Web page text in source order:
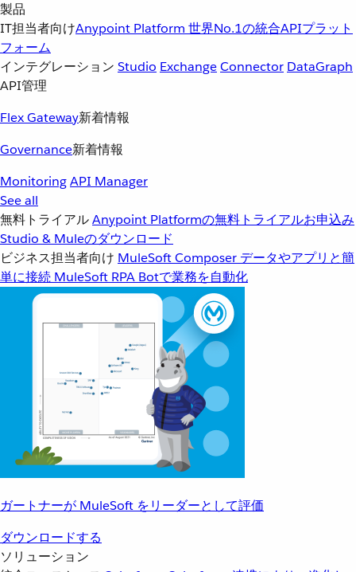
製品
IT担当者向けAnypoint Platform 世界No.1の統合APIプラット
フォーム
インテグレーション Studio ExchangeConnector DataGraph
API管理
Flex Gateway新着情報
Governance新着情報
MonitoringAPI Manager
See all
無料トライアルAnypoint Platformの無料トライアルお申込み
Studio & Muleのダウンロード
ビジネス担当者向け MuleSoft Composer データやアプリと簡
単に接続 MuleSoft RPA Botで業務を自動化
ガートナーが MuleSoft をリーダーとして評価
ダウンロードする
ソリューション